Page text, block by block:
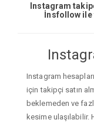
Instagram
İnsfollow ile
Instagram
için takipçi satın
beklemeden ve
kesime ulaşılabilir.